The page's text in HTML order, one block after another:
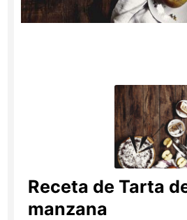
Receta de Tarta
manzana